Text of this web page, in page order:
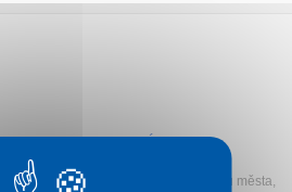
AQUA HOTEL TERMÁL
Mosonmagyaróvár
Termál hotel Aqua se nachází ve středu města,